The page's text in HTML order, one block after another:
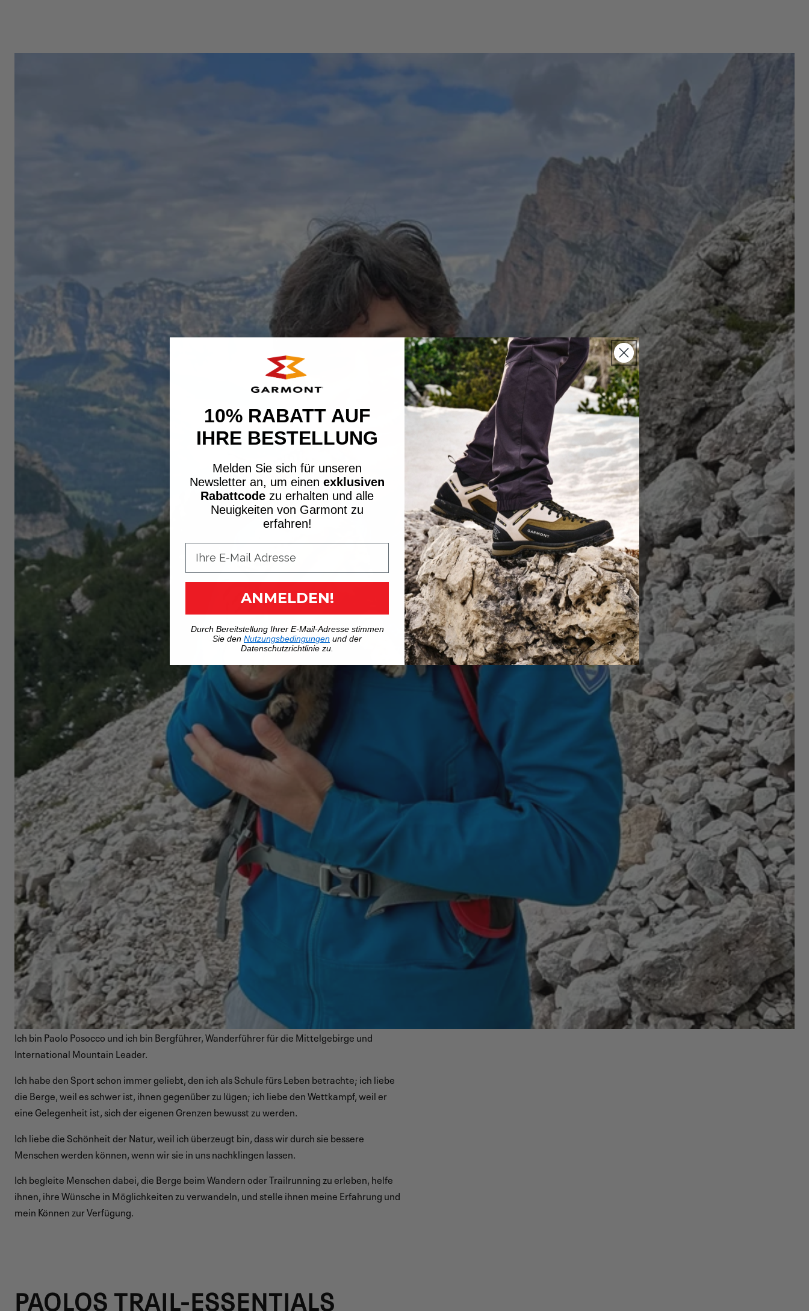
Ich bin Paolo Posocco und ich bin Bergführer, Wanderführer für die Mittelgebirge und
International Mountain Leader.
Ich habe den Sport schon immer geliebt, den ich als Schule fürs Leben betrachte; ich liebe
die Berge, weil es schwer ist, ihnen gegenüber zu lügen; ich liebe den Wettkampf, weil er
eine Gelegenheit ist, sich der eigenen Grenzen bewusst zu werden.
Ich liebe die Schönheit der Natur, weil ich überzeugt bin, dass wir durch sie bessere
Menschen werden können, wenn wir sie in uns nachklingen lassen.
Ich begleite Menschen dabei, die Berge beim Wandern oder Trailrunning zu erleben, helfe
ihnen, ihre Wünsche in Möglichkeiten zu verwandeln, und stelle ihnen meine Erfahrung und
mein Können zur Verfügung.
PAOLOS TRAIL-ESSENTIALS
10% RABATT AUF
IHRE BESTELLUNG
Melden Sie sich für unseren
Newsletter an, um einen exklusiven
Rabattcode zu erhalten und alle
Neuigkeiten von Garmont zu
erfahren!
ANMELDEN!
Durch Bereitstellung Ihrer E-Mail-Adresse stimmen
Sie den Nutzungsbedingungen und der
Datenschutzrichtlinie zu.